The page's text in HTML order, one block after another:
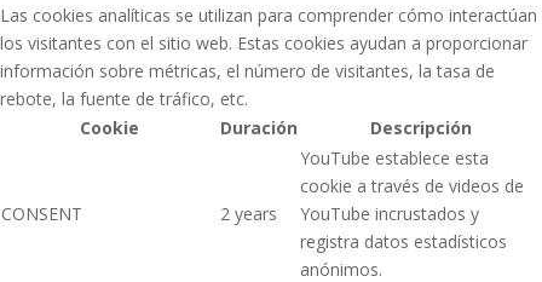
Las cookies analíticas se utilizan para comprender cómo interactúan
los visitantes con el sitio web. Estas cookies ayudan a proporcionar
información sobre métricas, el número de visitantes, la tasa de
rebote, la fuente de tráfico, etc.
Cookie
Duración Descripción
CONSENT 2 years
YouTube establece esta
cookie a través de videos de
YouTube incrustados y
registra datos estadísticos
anónimos.